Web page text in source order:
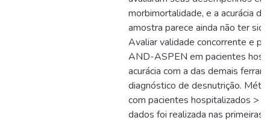
morbimortalidade, e a acurácia
amostra parece ainda não ter
Avaliar validade concorrente e
AND-ASPEN em pacientes
acurácia com a das demais
diagnóstico de desnutrição.
com pacientes hospitalizados >
dados foi realizada nas primeiras